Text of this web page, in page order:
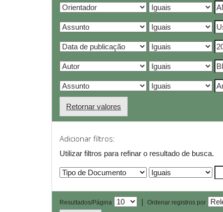
Retornar valores
Adicionar filtros:
Utilizar filtros para refinar o resultado de busca.
Resultados/Página | Ordenar registros por